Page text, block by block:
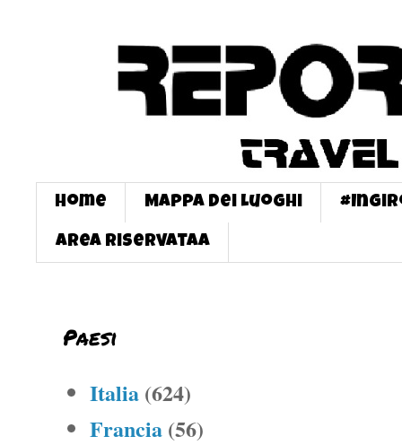
Home Mappa dei Luoghi
Area Riservataa
Paesi
Italia (624)
Francia (56)